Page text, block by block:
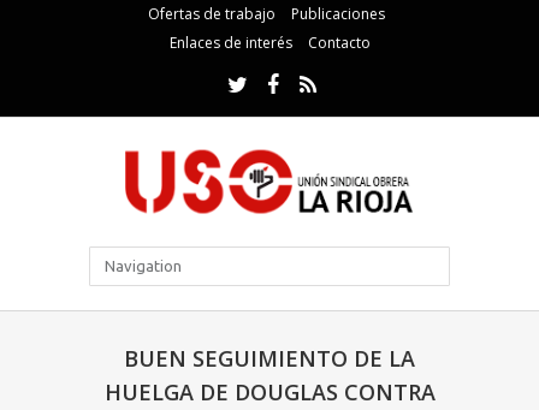
Ofertas de trabajo
Publicaciones
Enlaces de interés
Contacto
BUEN SEGUIMIENTO DE LA
HUELGA DE DOUGLAS CONTRA